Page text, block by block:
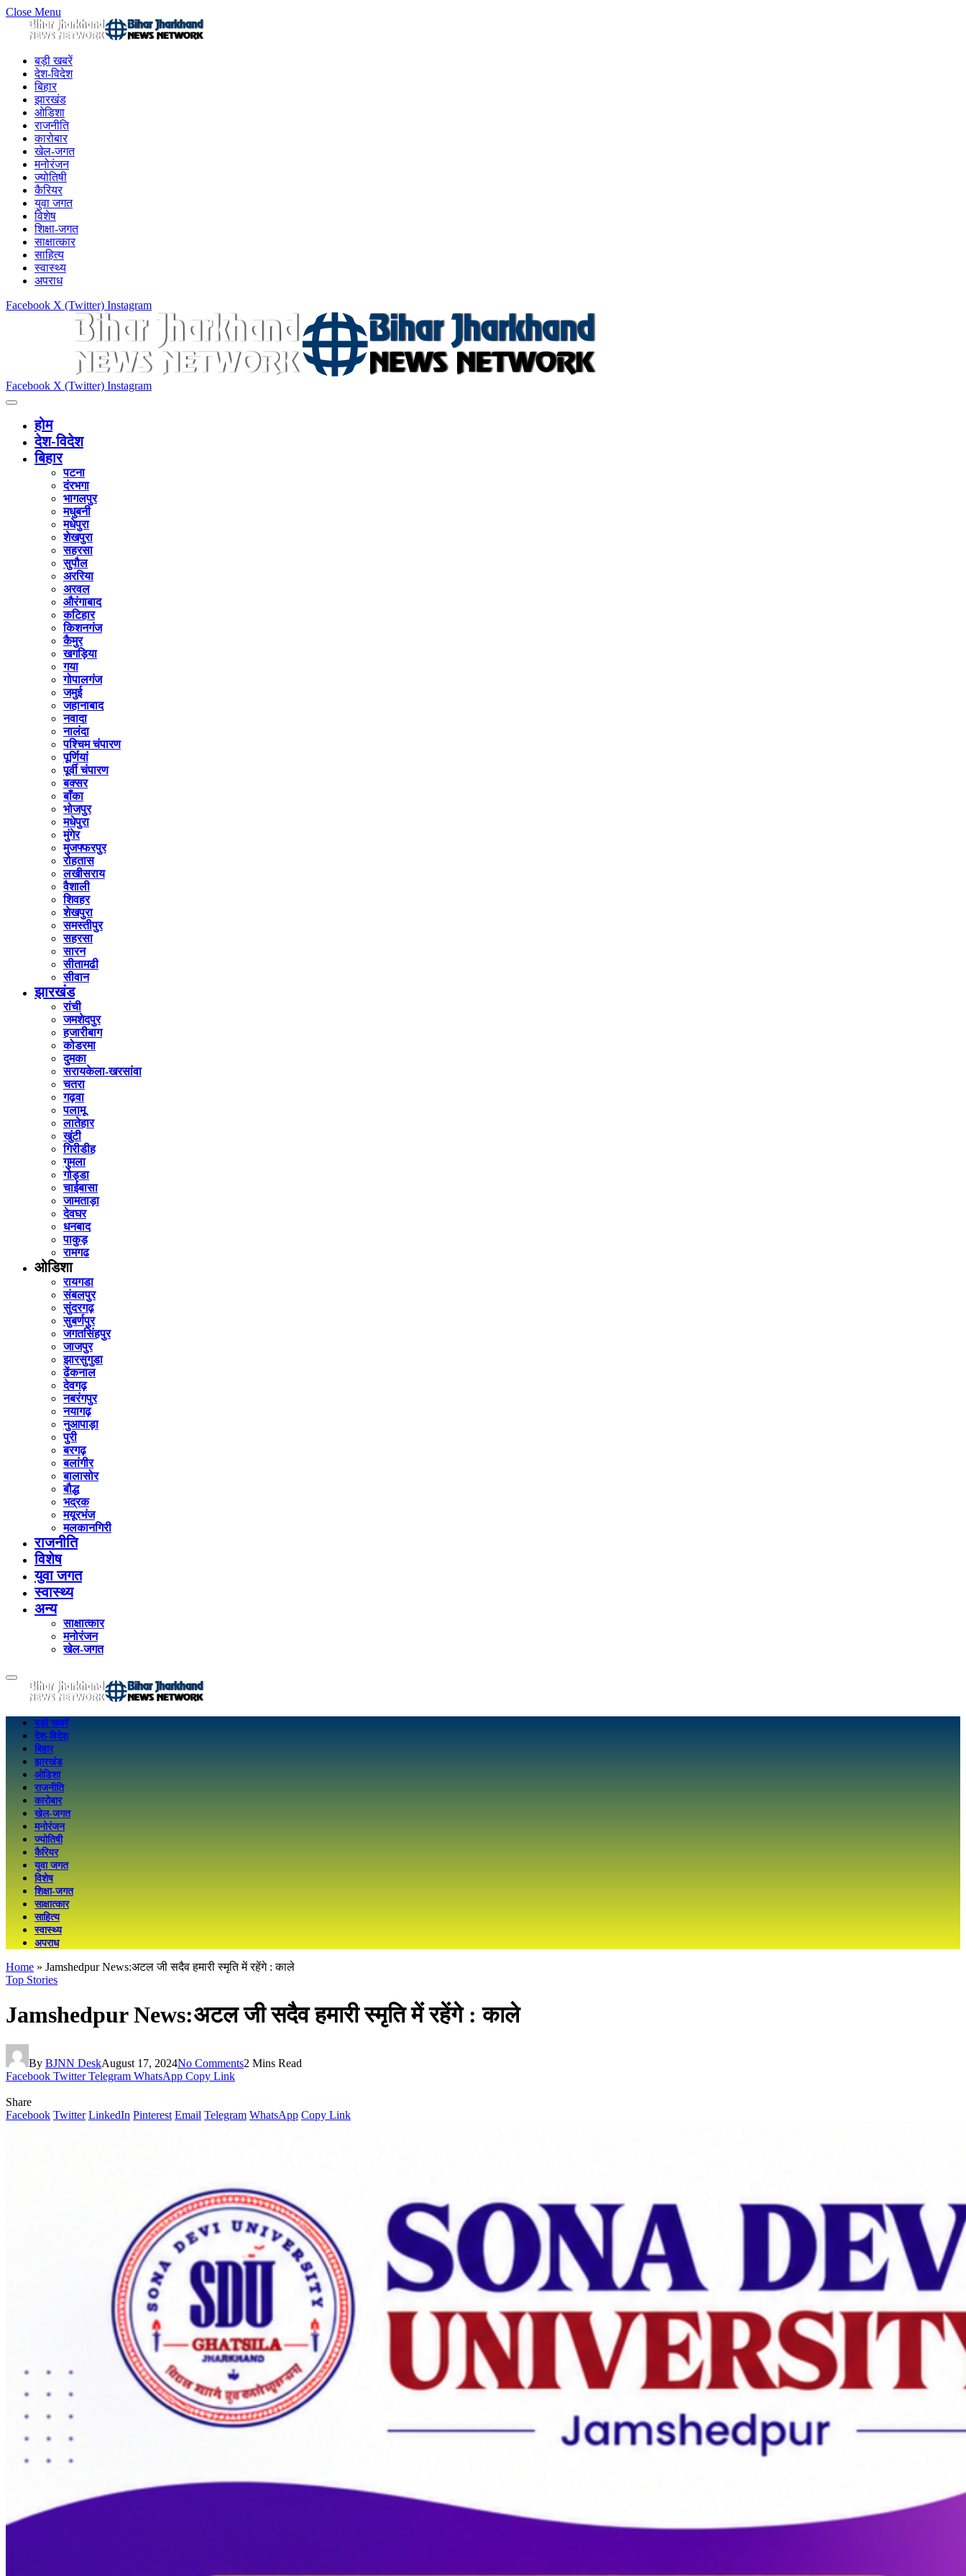
Close Menu
बड़ी खबरें
देश-विदेश
बिहार
झारखंड
ओडिशा
राजनीति
कारोबार
खेल-जगत
मनोरंजन
ज्योतिषी
कैरियर
युवा जगत
विशेष
शिक्षा-जगत
साक्षात्कार
साहित्य
स्वास्थ्य
अपराध
Facebook X (Twitter) Instagram
Facebook X (Twitter) Instagram
होम
देश-विदेश
बिहार
पटना
दंरभगा
भागलपुर
मधुबनी
मधेपुरा
शेखपुरा
सहरसा
सुपौल
अररिया
अरवल
औरंगाबाद
कटिहार
किशनगंज
कैमुर
खगड़िया
गया
गोपालगंज
जमुई
जहानाबाद
नवादा
नालंदा
पश्चिम चंपारण
पूर्णियां
पूर्वी चंपारण
बक्सर
बाँका
भोजपुर
मधेपुरा
मुंगेर
मुजफ्फरपुर
रोहतास
लखीसराय
वैशाली
शिवहर
शेखपुरा
समस्तीपुर
सहरसा
सारन
सीतामढी
सीवान
झारखंड
रांची
जमशेदपुर
हजारीबाग
कोडरमा
दुमका
सरायकेला-खरसांवा
चतरा
गढ़वा
पलामू
लातेहार
खुंटी
गिरीडीह
गुमला
गोड्डा
चाईबासा
जामताड़ा
देवघर
धनबाद
पाकुड़
रामगढ
ओडिशा
रायगडा
संबलपुर
सुंदरगढ़
सुबर्णपुर
जगतसिंहपुर
जाजपुर
झारसुगुडा
ढेंकनाल
देवगढ़
नबरंगपुर
नयागढ़
नुआपाड़ा
पुरी
बरगढ़
बलांगीर
बालासोर
बौद्ध
भद्रक
मयूरभंज
मलकानगिरी
राजनीति
विशेष
युवा जगत
स्वास्थ्य
अन्य
साक्षात्कार
मनोरंजन
खेल-जगत
बड़ी खबरें
देश-विदेश
बिहार
झारखंड
ओडिशा
राजनीति
कारोबार
खेल-जगत
मनोरंजन
ज्योतिषी
कैरियर
युवा जगत
विशेष
शिक्षा-जगत
साक्षात्कार
साहित्य
स्वास्थ्य
अपराध
Home » Jamshedpur News:अटल जी सदैव हमारी स्मृति में रहेंगे : काले
Top Stories
Jamshedpur News:अटल जी सदैव हमारी स्मृति में रहेंगे : काले
By BJNN DeskAugust 17, 2024No Comments2 Mins Read
Facebook Twitter Telegram WhatsApp Copy Link
Share
Facebook Twitter LinkedIn Pinterest Email Telegram WhatsApp Copy Link